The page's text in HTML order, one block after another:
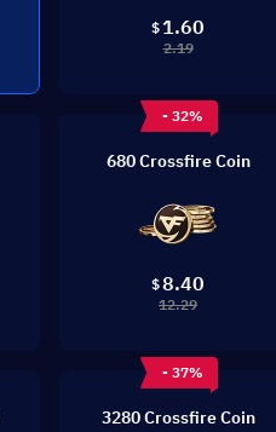
$ 1.60
2.19
- 32%
680 Crossfire Coin
$8.40
12.29
- 37%
3280 Crossfire Coin